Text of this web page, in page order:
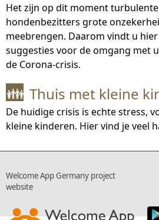
Het zijn op dit moment
hondenbezitters grote
meebrengen. Daarom vindt u
suggesties voor de omgang met
de Corona-crisis.
👪 Thuis met kleine
De huidige crisis is echte stress,
kleine kinderen. Hier vind je veel
Welcome App Germany project
website